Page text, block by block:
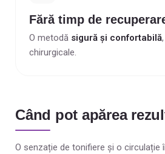
Fără timp de
O metodă sigură și confortabilă
chirurgicale.
Când pot apărea
O senzație de tonifiere și o circulație